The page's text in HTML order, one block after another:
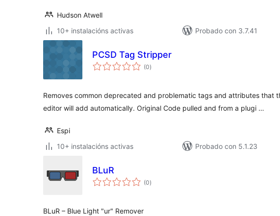
Hudson Atwell
10+ instalacións activas
Probado con 3.7.41
PCSD Tag Stripper
(0valoracións
totais
)
Removes common deprecated and problematic tags and attributes that
editor will add automatically. Original Code pulled and from a plugi …
Espi
10+ instalacións activas
Probado con 5.1.23
BLuR
(0valoracións
totais
)
BLuR – Blue Light "ur" Remover